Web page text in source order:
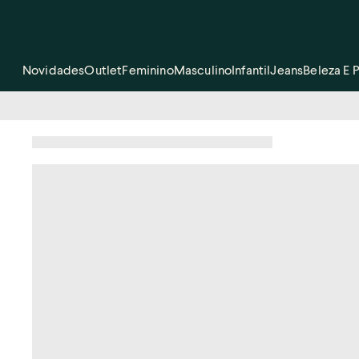
NovidadesOutletFemininoMasculinoInfantilJeansBeleza E